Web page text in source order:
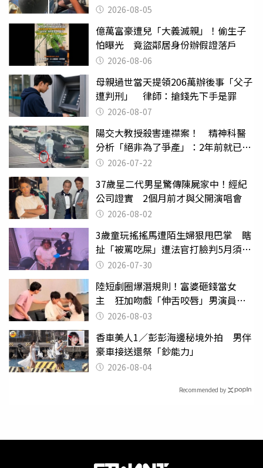
2026-08-05
億萬富豪遭兒「大義滅親」！偷生子
怕曝光 竟盜鄰居身份辦假證落戶
2026-08-06
母親過世當天提領206萬辦後事「父子
遭判刑」 律師：搶錢先下手是罪
2026-08-07
陽交大教授殺害連襟案！ 精神科醫
分析「絕非為了爭產」：2年前就已言
行詭異
2026-07-22
37歲星二代男星驚傳陳屍家中！經紀
公司證實 2個月前才與父開演唱會
2026-08-02
3歲童玩搖搖馬遭陌生婦狠甩巴掌 瞎
扯「被罵吃屎」遭法官打臉判5月須入
監 2026-07-30
陸短劇圈爆潛規則！富婆砸錢當女
主 狂加吻戲「伸舌咬唇」男演員崩
潰 2026-08-03
香車美人1／彭彭海邊秘境外拍 男伴
豪車接送還祭「鈔能力」
2026-08-04
Recommended by